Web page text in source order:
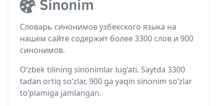
Словарь синонимов узбекского языка на
нашем сайте содержит более 3300 слов и 900
синонимов.
O‘zbek tilining sinonimlar lug‘ati. Saytda 3300
tadan ortiq so‘zlar, 900 ga yaqin sinonim so‘zlar
to‘plamiga jamlangan.